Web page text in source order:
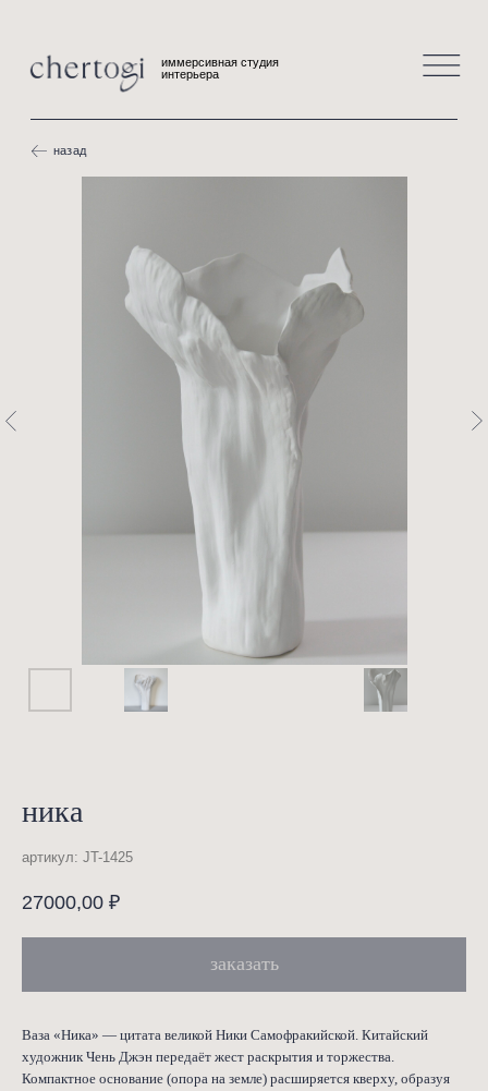
ника
артикул: JT-1425
27000,00 ₽
заказать
Ваза «Ника» — цитата великой Ники Самофракийской. Китайский
художник Чень Джэн передаёт жест раскрытия и торжества.
Компактное основание (опора на земле) расширяется кверху, образуя